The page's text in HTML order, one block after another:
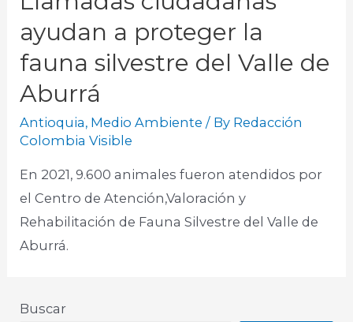
ayudan a proteger la
fauna silvestre del Valle de
Aburrá
Antioquia, Medio Ambiente / By Redacción
Colombia Visible
En 2021, 9.600 animales fueron atendidos por
el Centro de Atención,Valoración y
Rehabilitación de Fauna Silvestre del Valle de
Aburrá.
Buscar